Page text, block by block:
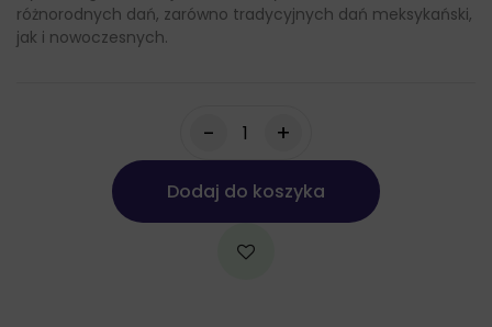
różnorodnych dań, zarówno tradycyjnych dań meksykański,
jak i nowoczesnych.
- +
Dodaj do koszyka